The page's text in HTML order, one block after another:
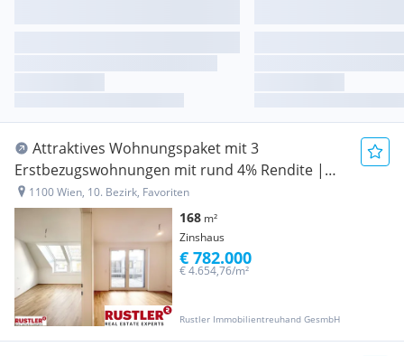
Attraktives Wohnungspaket mit 3
Erstbezugswohnungen mit rund 4% Rendite |
nähe U1-Oberlaa
1100 Wien, 10. Bezirk, Favoriten
168 m²
Zinshaus
Rustler Immobilientreuhand GesmbH
€ 4.654,76/m²
€ 782.000